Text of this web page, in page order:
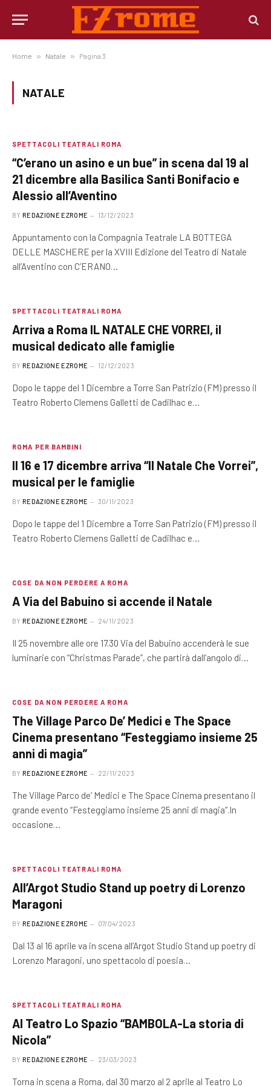
Home » Natale » Pagina 3
NATALE
SPETTACOLI TEATRALI ROMA
“C’erano un asino e un bue” in scena dal 19 al
21 dicembre alla Basilica Santi Bonifacio e
Alessio all’Aventino
BY REDAZIONE EZROME 13/12/2023
Appuntamento con la Compagnia Teatrale LA BOTTEGA
DELLE MASCHERE per la XVIII Edizione del Teatro di Natale
all’Aventino con C’ERANO…
SPETTACOLI TEATRALI ROMA
Arriva a Roma IL NATALE CHE VORREI, il
musical dedicato alle famiglie
BY REDAZIONE EZROME 12/12/2023
Dopo le tappe del 1 Dicembre a Torre San Patrizio (FM) presso il
Teatro Roberto Clemens Galletti de Cadilhac e…
ROMA PER BAMBINI
Il 16 e 17 dicembre arriva “Il Natale Che Vorrei”,
musical per le famiglie
BY REDAZIONE EZROME 30/11/2023
Dopo le tappe del 1 Dicembre a Torre San Patrizio (FM) presso il
Teatro Roberto Clemens Galletti de Cadilhac e…
COSE DA NON PERDERE A ROMA
A Via del Babuino si accende il Natale
BY REDAZIONE EZROME 24/11/2023
Il 25 novembre alle ore 17.30 Via del Babuino accenderà le sue
luminarie con “Christmas Parade”, che partirà dall’angolo di…
COSE DA NON PERDERE A ROMA
The Village Parco De’ Medici e The Space
Cinema presentano “Festeggiamo insieme 25
anni di magia”
BY REDAZIONE EZROME 22/11/2023
The Village Parco de’ Medici e The Space Cinema presentano il
grande evento “Festeggiamo insieme 25 anni di magia”.In
occasione…
SPETTACOLI TEATRALI ROMA
All’Argot Studio Stand up poetry di Lorenzo
Maragoni
BY REDAZIONE EZROME 07/04/2023
Dal 13 al 16 aprile va in scena all’Argot Studio Stand up poetry di
Lorenzo Maragoni, uno spettacolo di poesia…
SPETTACOLI TEATRALI ROMA
Al Teatro Lo Spazio “BAMBOLA-La storia di
Nicola”
BY REDAZIONE EZROME 23/03/2023
Torna in scena a Roma, dal 30 marzo al 2 aprile al Teatro Lo